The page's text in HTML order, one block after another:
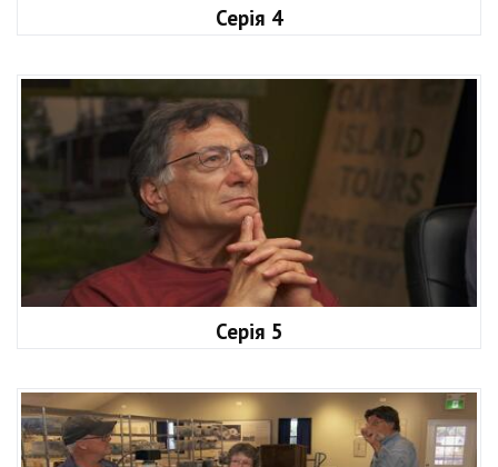
Серія 4
Серія 5